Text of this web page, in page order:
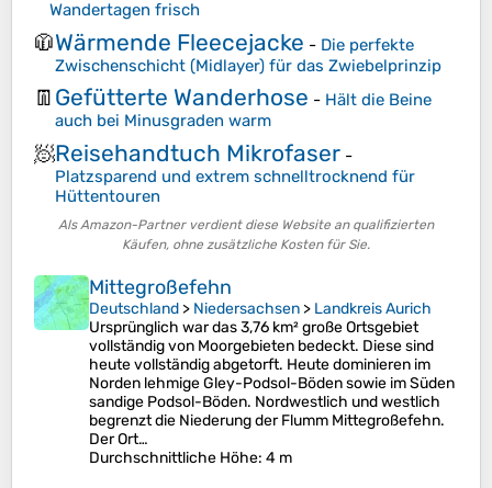
Wandertagen frisch
🧥Wärmende Fleecejacke - Die perfekte
Zwischenschicht (Midlayer) für das Zwiebelprinzip
👖 Gefütterte Wanderhose - Hält die Beine
auch bei Minusgraden warm
🧖Reisehandtuch Mikrofaser -
Platzsparend und extrem schnelltrocknend für
Hüttentouren
Als Amazon-Partner verdient diese Website an qualifizierten
Käufen, ohne zusätzliche Kosten für Sie.
Mittegroßefehn
Deutschland > Niedersachsen > Landkreis Aurich
Ursprünglich war das 3,76 km² große Ortsgebiet
vollständig von Moorgebieten bedeckt. Diese sind
heute vollständig abgetorft. Heute dominieren im
Norden lehmige Gley-Podsol-Böden sowie im Süden
sandige Podsol-Böden. Nordwestlich und westlich
begrenzt die Niederung der Flumm Mittegroßefehn.
Der Ort…
Durchschnittliche Höhe: 4 m